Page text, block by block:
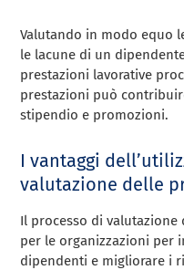
Valutando in modo equo
le lacune di un
prestazioni lavorative
prestazioni può
stipendio e promozioni.
I vantaggi
valutazione delle
Il processo di
per le organizzazioni per
dipendenti e migliorare i